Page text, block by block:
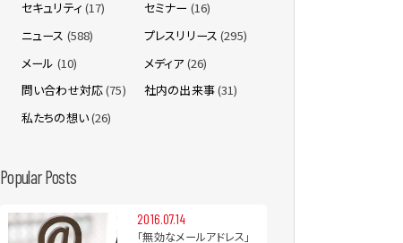
セキュリティ (17) セミナー (16)
ニュース (588) プレスリリース (295)
メール (10) メディア (26)
問い合わせ対応(75) 社内の出来事(31)
私たちの想い(26)
Popular Posts
2016.07.14
「無効なメールアドレス」